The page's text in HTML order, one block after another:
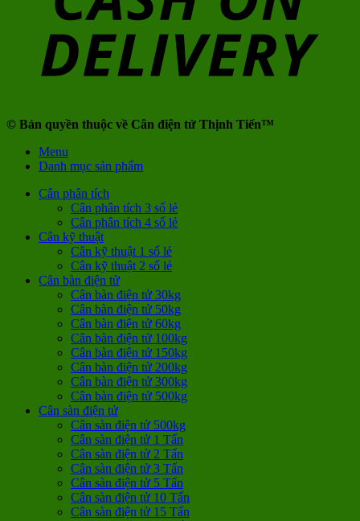
© Bản quyền thuộc về Cân điện tử Thịnh Tiến™
Menu
Danh mục sản phẩm
Cân phân tích
Cân phân tích 3 số lẻ
Cân phân tích 4 số lẻ
Cân kỹ thuật
Cân kỹ thuật 1 số lẻ
Cân kỹ thuật 2 số lẻ
Cân bàn điện tử
Cân bàn điện tử 30kg
Cân bàn điện tử 50kg
Cân bàn điện tử 60kg
Cân bàn điện tử 100kg
Cân bàn điện tử 150kg
Cân bàn điện tử 200kg
Cân bàn điện tử 300kg
Cân bàn điện tử 500kg
Cân sàn điện tử
Cân sàn điện tử 500kg
Cân sàn điện tử 1 Tấn
Cân sàn điện tử 2 Tấn
Cân sàn điện tử 3 Tấn
Cân sàn điện tử 5 Tấn
Cân sàn điện tử 10 Tấn
Cân sàn điện tử 15 Tấn